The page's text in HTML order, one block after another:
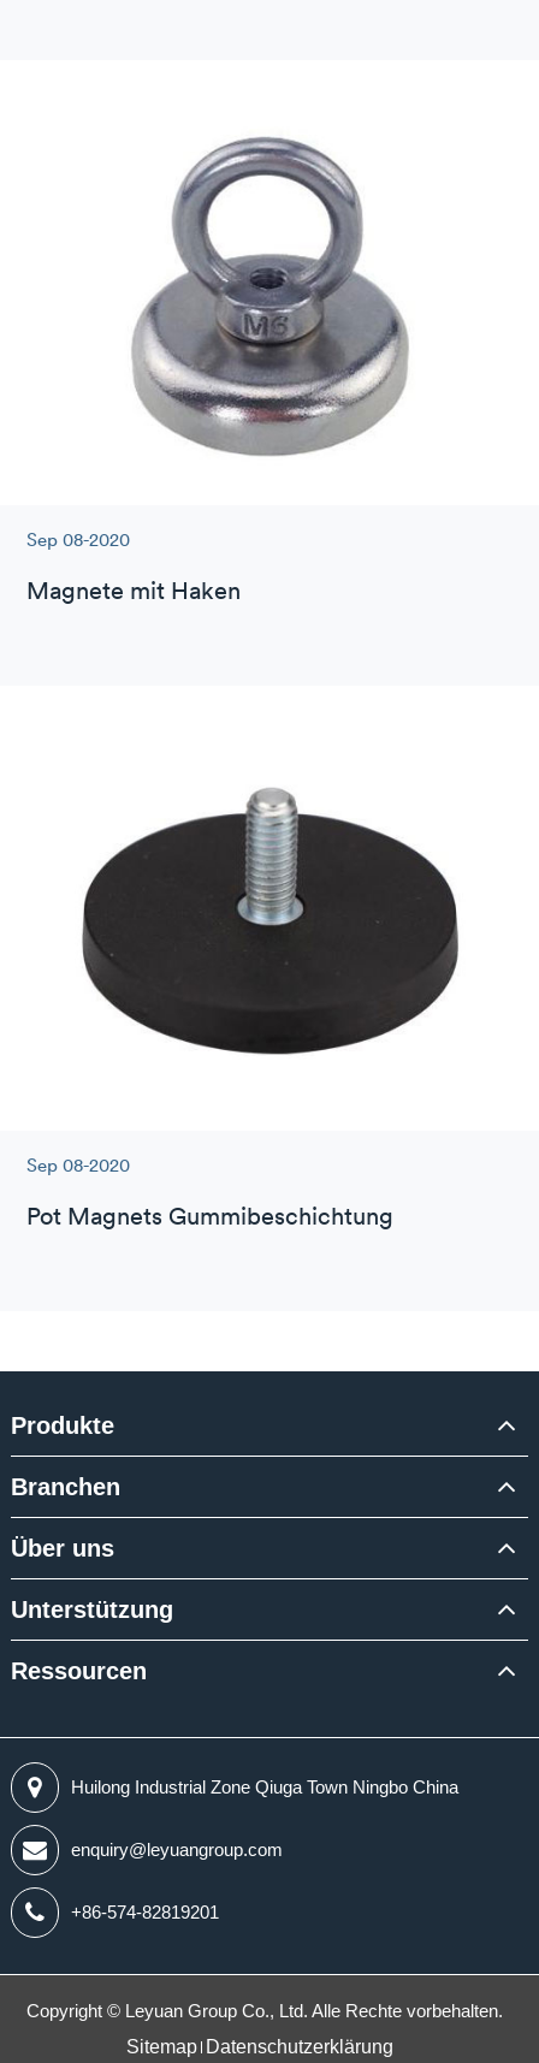
Sep 08-2020
Magnete mit Haken
Sep 08-2020
Pot Magnets Gummibeschichtung
Produkte
Branchen
Über uns
Unterstützung
Ressourcen
Huilong Industrial Zone Qiuga Town Ningbo China
enquiry@leyuangroup.com
+86-574-82819201
Copyright © Leyuan Group Co., Ltd. Alle Rechte vorbehalten.
Sitemap Datenschutzerklärung